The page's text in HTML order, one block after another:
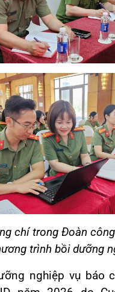
chí trong Đoàn
trình bồi dưỡng
nghiệp vụ báo